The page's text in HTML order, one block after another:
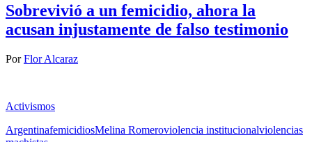
Sobrevivió a un femicidio, ahora la
acusan injustamente de falso testimonio
PorFlor Alcaraz
Activismos
ArgentinafemicidiosMelina Romeroviolencia institucionalviolencias